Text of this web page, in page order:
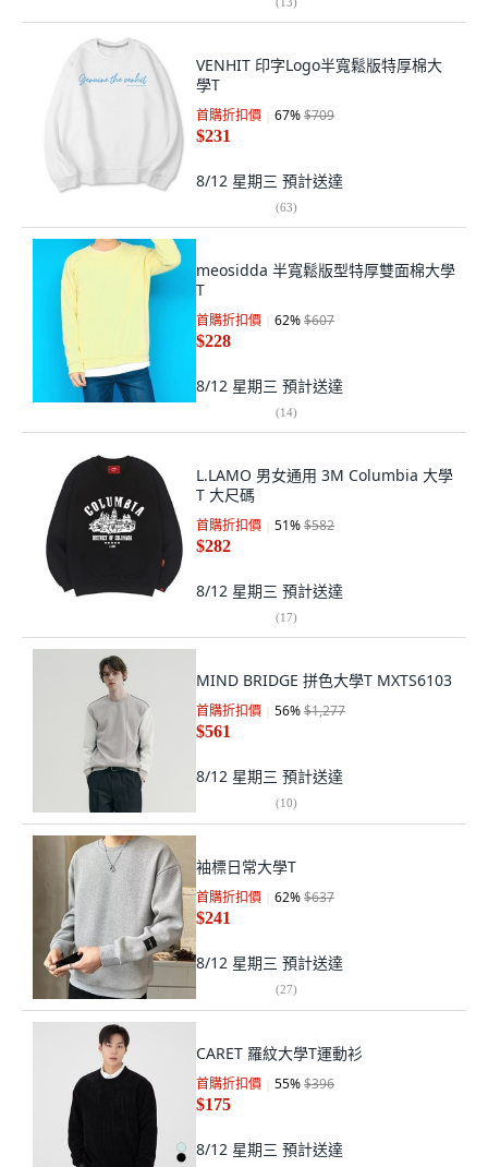
VENHIT 印字Logo半寬鬆版特厚棉大
學T
首購折扣價 67%$709
$231
8/12 星期三 預計送達
(63)
meosidda 半寬鬆版型特厚雙面棉大學
T
首購折扣價 62%$607
$228
8/12 星期三 預計送達
(14)
L.LAMO 男女通用 3M Columbia 大學
T 大尺碼
首購折扣價 51%$582
$282
8/12 星期三 預計送達
(17)
MIND BRIDGE 拼色大學T MXTS6103
首購折扣價 56%$1,277
$561
8/12 星期三 預計送達
(10)
袖標日常大學T
首購折扣價 62%$637
$241
8/12 星期三 預計送達
(27)
CARET 羅紋大學T運動衫
首購折扣價 55%$396
$175
8/12 星期三 預計送達